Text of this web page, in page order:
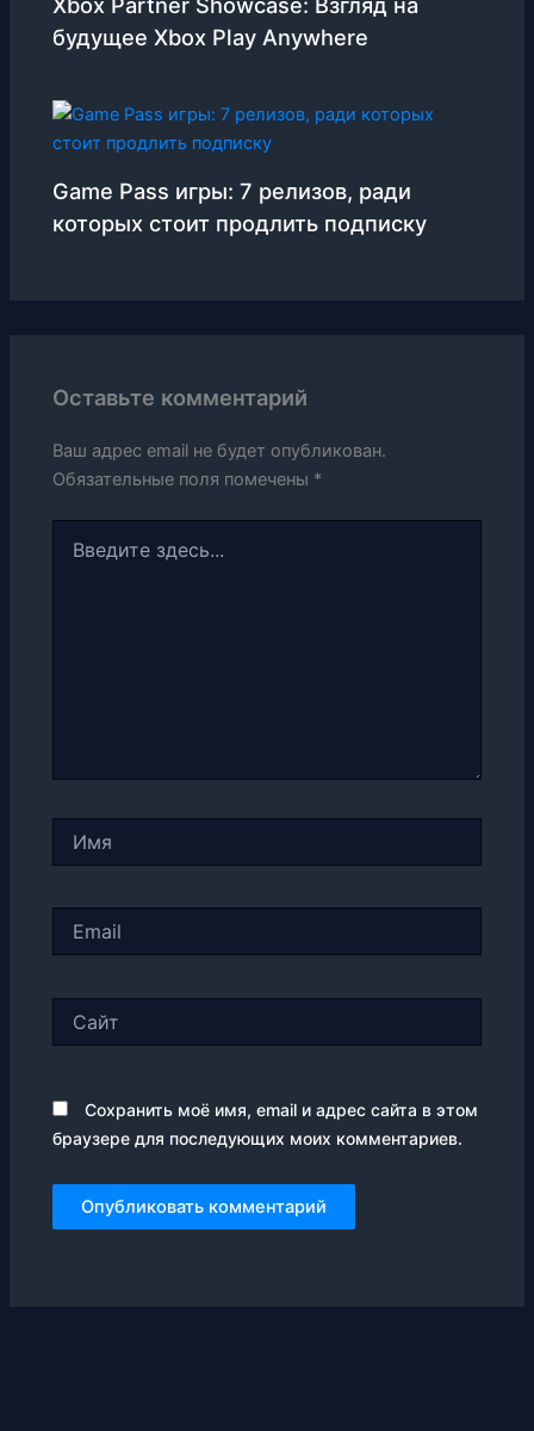
будущее Xbox Play Anywhere
Game Pass игры: 7 релизов, ради
которых стоит продлить подписку
Оставьте комментарий
Ваш адрес email не будет опубликован.
Обязательные поля помечены *
здесь...
Сохранить моё имя, email и адрес сайта в этом
браузере для последующих моих комментариев.